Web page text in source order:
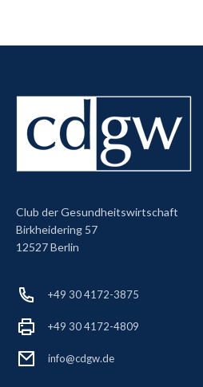
Club der Gesundheitswirtschaft
Birkheidering 57
12527 Berlin
+49 30 4172-3875
+49 30 4172-4809
info@cdgw.de